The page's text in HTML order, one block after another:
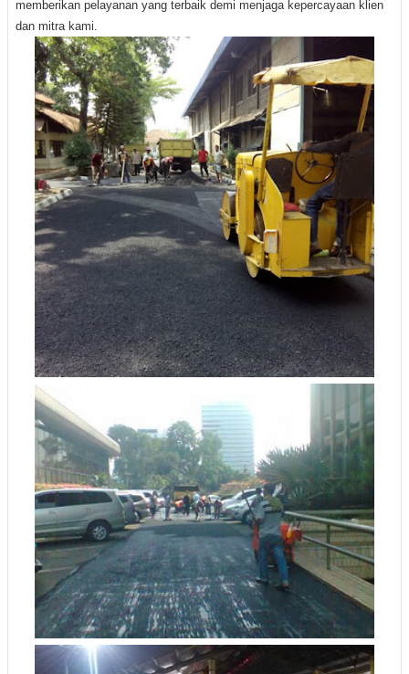
memberikan pelayanan yang terbaik demi menjaga kepercayaan klien
dan mitra kami.